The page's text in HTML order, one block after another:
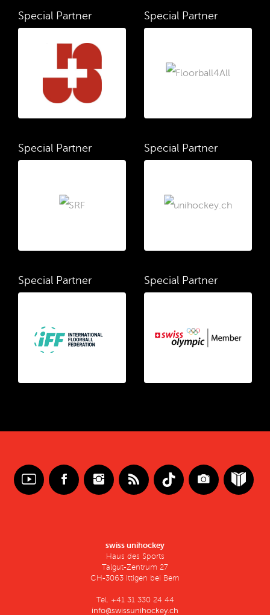
Special Partner Special Partner
Special Partner Special Partner
Special Partner Special Partner
swiss unihockey
Haus des Sports
Talgut-Zentrum 27
CH-3063 Ittigen bei Bern
Tel. +41 31 330 24 44
info@swissunihockey.ch